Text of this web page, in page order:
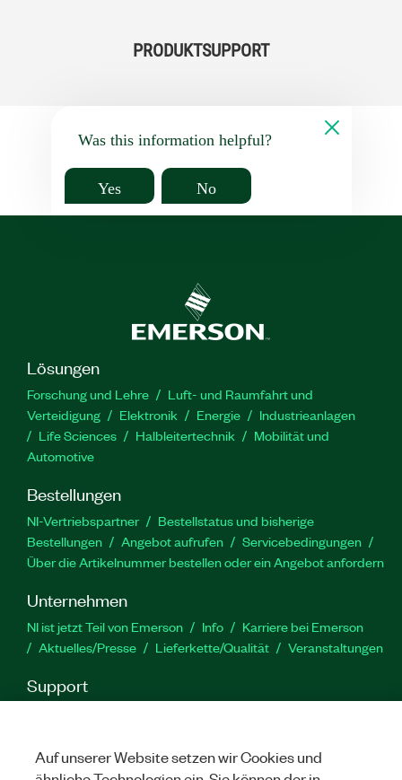
PRODUKTSUPPORT
Was this information helpful?
Yes No
Lösungen
Forschung und Lehre
Luft- und Raumfahrt und
Verteidigung
Elektronik Energie
Industrieanlagen
Life Sciences
Halbleitertechnik
Mobilität und
Automotive
Bestellungen
NI-Vertriebspartner
Bestellstatus und bisherige
Bestellungen
Angebot aufrufen
Servicebedingungen
Über die Artikelnummer bestellen oder ein Angebot anfordern
Unternehmen
NI ist jetzt Teil von Emerson Info
Karriere bei Emerson
Aktuelles/Presse
Lieferkette/Qualität Veranstaltungen
Support
zur Website
Auf unserer Website setzen wir Cookies und